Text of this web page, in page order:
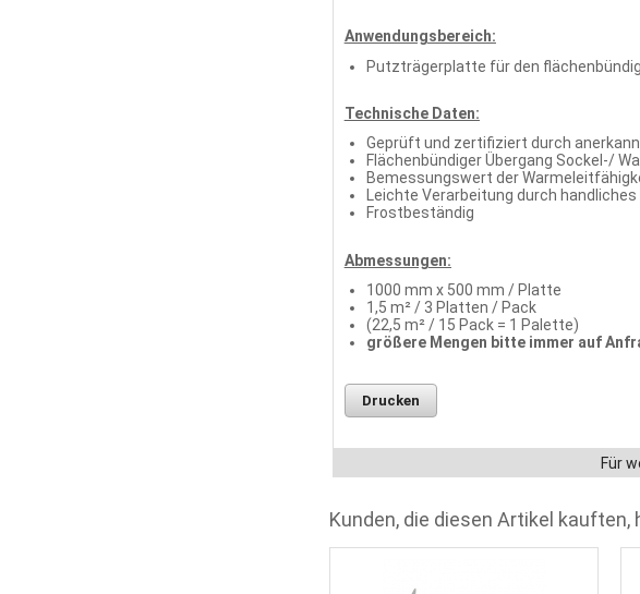
Anwendungsbereich:
Putzträgerplatte für den
Technische Daten:
Geprüft und zertifiziert durch
Flächenbündiger Übergang Sockel-/
Bemessungswert der
Leichte Verarbeitung durch
Frostbeständig
Abmessungen:
1000 mm x 500 mm / Platte
1,5 m² / 3 Platten / Pack
(22,5 m² / 15 Pack = 1 Palette)
größere Mengen bitte immer auf
Drucken
Für
Kunden, die diesen Artikel